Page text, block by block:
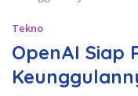
Tekno
OpenAI Siap